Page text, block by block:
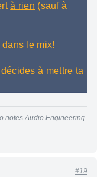
à rien (sauf à
le mix!
à mettre ta
notes Audio Engineering
#19